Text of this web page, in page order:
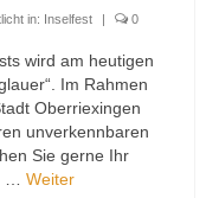
in: Inselfest | 0
wird am heutigen
Im Rahmen
Oberriexingen
unverkennbaren
Sie gerne Ihr
… Weiter